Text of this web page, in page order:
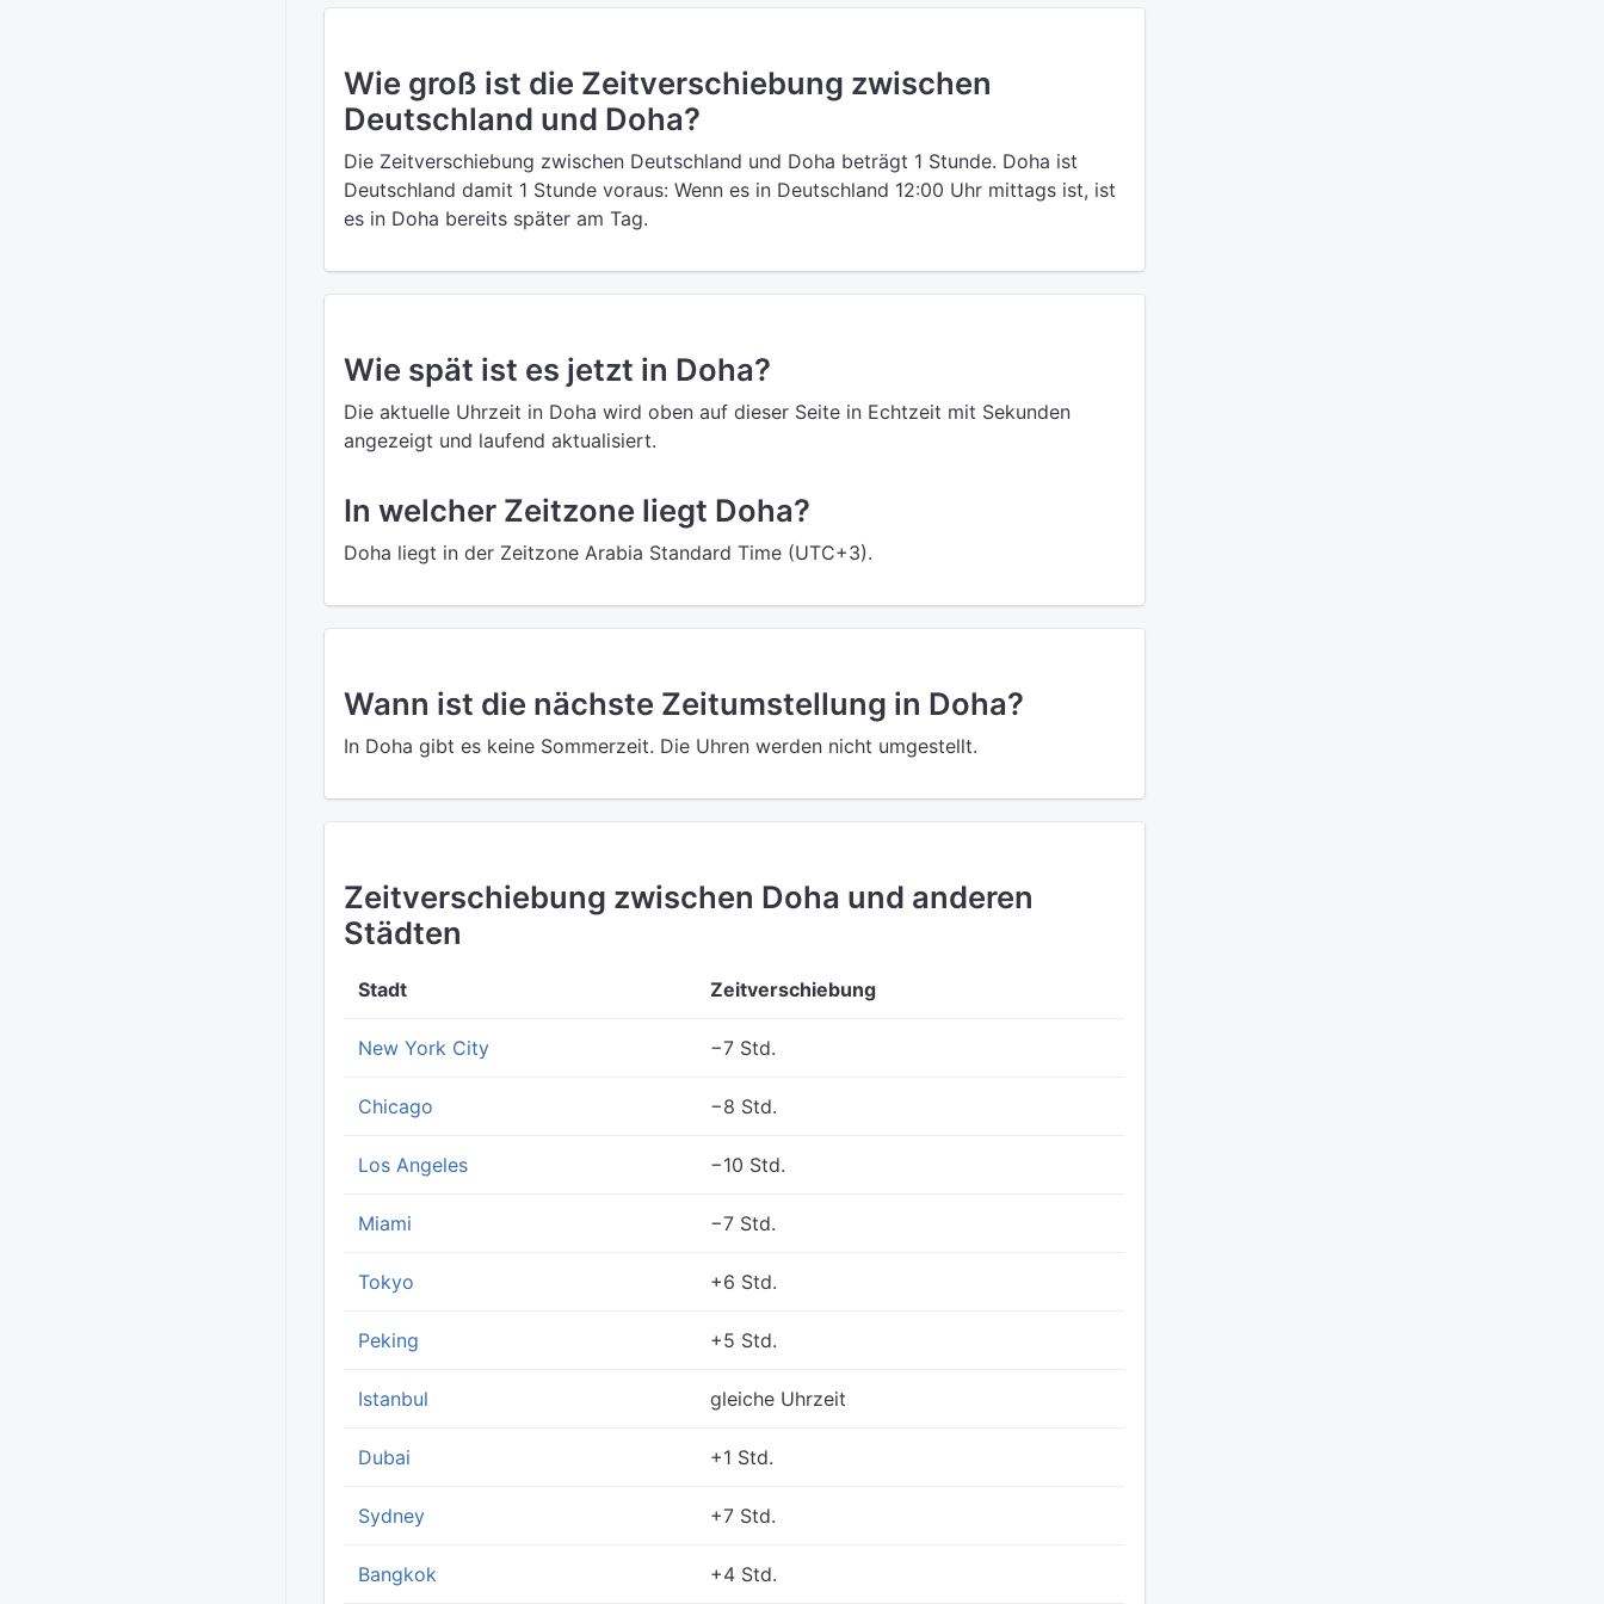
Wie groß ist die Zeitverschiebung zwischen
Deutschland und Doha?
Die Zeitverschiebung zwischen Deutschland und Doha beträgt 1 Stunde. Doha ist
Deutschland damit 1 Stunde voraus: Wenn es in Deutschland 12:00 Uhr mittags ist, ist
es in Doha bereits später am Tag.
Wie spät ist es jetzt in Doha?
Die aktuelle Uhrzeit in Doha wird oben auf dieser Seite in Echtzeit mit Sekunden
angezeigt und laufend aktualisiert.
In welcher Zeitzone liegt Doha?
Doha liegt in der Zeitzone Arabia Standard Time (UTC+3).
Wann ist die nächste Zeitumstellung in Doha?
In Doha gibt es keine Sommerzeit. Die Uhren werden nicht umgestellt.
Zeitverschiebung zwischen Doha und anderen
Städten
Stadt Zeitverschiebung
New York City −7 Std.
Chicago −8 Std.
Los Angeles −10 Std.
Miami −7 Std.
Tokyo +6 Std.
Peking +5 Std.
Istanbul gleiche Uhrzeit
Dubai +1 Std.
Sydney +7 Std.
Bangkok +4 Std.